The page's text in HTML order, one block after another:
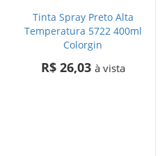
Tinta Spray Preto Alta
Temperatura 5722 400ml
Colorgin
R$ 26,03 à vista